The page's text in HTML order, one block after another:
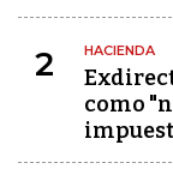
2 HACIENDA
como